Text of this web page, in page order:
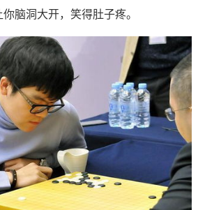
脑洞大开，笑得肚子疼。